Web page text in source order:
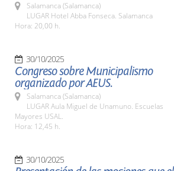
Salamanca (Salamanca)
LUGAR Hotel Abba Fonseca. Salamanca
Hora: 20,00 h.
30/10/2025
Congreso sobre Municipalismo
organizado por AEUS.
Salamanca (Salamanca)
LUGAR Aula Miguel de Unamuno. Escuelas
Mayores USAL.
Hora: 12,45 h.
30/10/2025